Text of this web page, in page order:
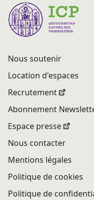
Nous soutenir
Location d'espaces
Recrutement
Abonnement
Espace presse
Nous contacter
Mentions légales
Politique de cookies
Politique de